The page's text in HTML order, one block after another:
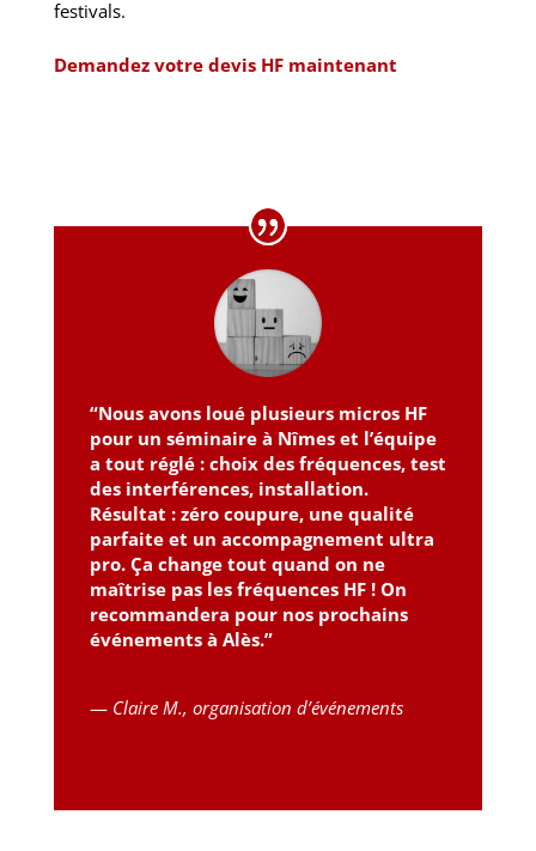
festivals.
Demandez votre devis HF maintenant
“Nous avons loué plusieurs micros HF
pour un séminaire à Nîmes et l’équipe
a tout réglé : choix des fréquences, test
des interférences, installation.
Résultat : zéro coupure, une qualité
parfaite et un accompagnement ultra
pro. Ça change tout quand on ne
maîtrise pas les fréquences HF ! On
recommandera pour nos prochains
événements à Alès.”
— Claire M., organisation d’événements